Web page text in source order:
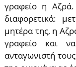
γραφείο η
διαφορετικά:
μητέρα της, η
γραφείο και
ανταγωνιστή